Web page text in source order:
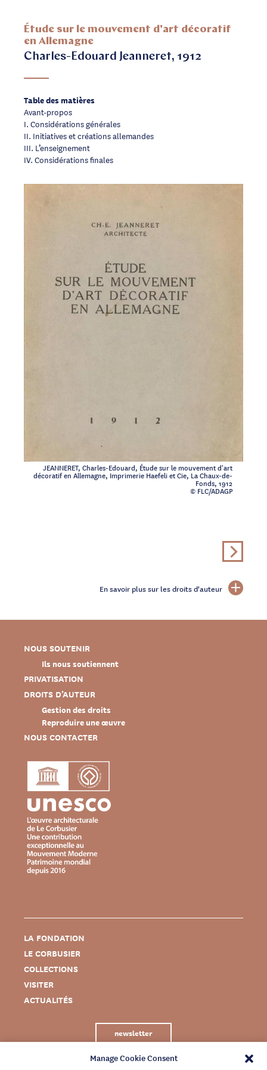
Manage Cookie Consent
Étude sur le mouvement d'art décoratif
en Allemagne
Charles-Edouard Jeanneret, 1912
JEANNERET, Charles-Edouard, Étude sur le mouvement d'art
décoratif en Allemagne, Imprimerie Haefeli et Cie, La Chaux-de-
Fonds, 1912
© FLC/ADAGP
Table des matières
Avant-propos
I. Considérations générales
II. Initiatives et créations allemandes
III. L’enseignement
IV. Considérations finales
En savoir plus sur les droits d'auteur
NOUS SOUTENIR
Ils nous soutiennent
PRIVATISATION
DROITS D’AUTEUR
Gestion des droits
Reproduire une œuvre
NOUS CONTACTER
LA FONDATION
LE CORBUSIER
COLLECTIONS
VISITER
ACTUALITÉS
newsletter